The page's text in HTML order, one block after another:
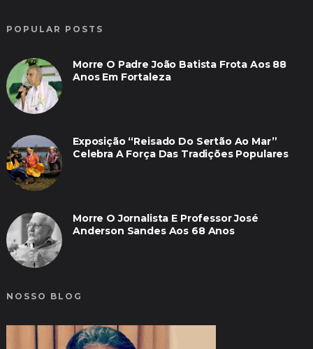
POPULAR POSTS
Morre O Padre João Batista Frota Aos 88
Anos Em Fortaleza
Exposição “Reisado Do Sertão Ao Mar”
Celebra A Força Das Tradições Populares
Morre O Jornalista E Professor José
Anderson Sandes Aos 68 Anos
NOSSO BLOG